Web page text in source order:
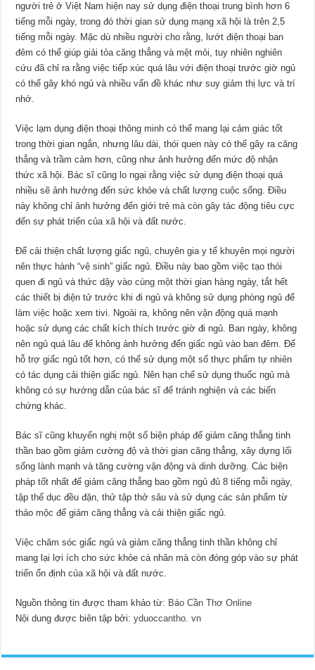
người trẻ ở Việt Nam hiện nay sử dụng điện thoại trung bình hơn 6
tiếng mỗi ngày, trong đó thời gian sử dụng mạng xã hội là trên 2,5
tiếng mỗi ngày. Mặc dù nhiều người cho rằng, lướt điện thoại ban
đêm có thể giúp giải tỏa căng thẳng và mệt mỏi, tuy nhiên nghiên
cứu đã chỉ ra rằng việc tiếp xúc quá lâu với điện thoại trước giờ ngủ
có thể gây khó ngủ và nhiều vấn đề khác như suy giảm thị lực và trí
nhớ.
Việc lạm dụng điện thoại thông minh có thể mang lại cảm giác tốt
trong thời gian ngắn, nhưng lâu dài, thói quen này có thể gây ra căng
thẳng và trầm cảm hơn, cũng như ảnh hưởng đến mức độ nhận
thức xã hội. Bác sĩ cũng lo ngại rằng việc sử dụng điện thoại quá
nhiều sẽ ảnh hưởng đến sức khỏe và chất lượng cuộc sống. Điều
này không chỉ ảnh hưởng đến giới trẻ mà còn gây tác động tiêu cực
đến sự phát triển của xã hội và đất nước.
Để cải thiện chất lượng giấc ngủ, chuyên gia y tế khuyên mọi người
nên thực hành “vệ sinh” giấc ngủ. Điều này bao gồm việc tạo thói
quen đi ngủ và thức dậy vào cùng một thời gian hàng ngày, tắt hết
các thiết bị điện tử trước khi đi ngủ và không sử dụng phòng ngủ để
làm việc hoặc xem tivi. Ngoài ra, không nên vận động quá mạnh
hoặc sử dụng các chất kích thích trước giờ đi ngủ. Ban ngày, không
nên ngủ quá lâu để không ảnh hưởng đến giấc ngủ vào ban đêm. Để
hỗ trợ giấc ngủ tốt hơn, có thể sử dụng một số thực phẩm tự nhiên
có tác dụng cải thiện giấc ngủ. Nên hạn chế sử dụng thuốc ngủ mà
không có sự hướng dẫn của bác sĩ để tránh nghiện và các biến
chứng khác.
Bác sĩ cũng khuyến nghị một số biện pháp để giảm căng thẳng tinh
thần bao gồm giảm cường độ và thời gian căng thẳng, xây dựng lối
sống lành mạnh và tăng cường vận động và dinh dưỡng. Các biện
pháp tốt nhất để giảm căng thẳng bao gồm ngủ đủ 8 tiếng mỗi ngày,
tập thể dục đều đặn, thử tập thở sâu và sử dụng các sản phẩm từ
thảo mộc để giảm căng thẳng và cải thiện giấc ngủ.
Việc chăm sóc giấc ngủ và giảm căng thẳng tinh thần không chỉ
mang lại lợi ích cho sức khỏe cá nhân mà còn đóng góp vào sự phát
triển ổn định của xã hội và đất nước.
Nguồn thông tin được tham khảo từ: Báo Cần Thơ Online
Nội dung được biên tập bởi:yduoccantho. vn